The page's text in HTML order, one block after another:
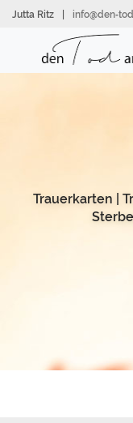
zumJutta Ritz
Trauerkarten